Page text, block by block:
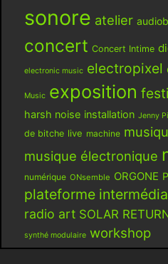
sonore atelier
concert Concert Intime
electronic music electropixel
Music exposition
harsh noise installation Jenny
de bitche live machine
musique électronique
numérique ONsemble ORGONE
plateforme intermédia
radio art SOLAR
synthé modulaire workshop